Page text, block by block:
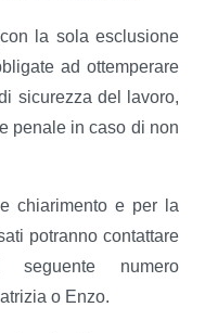
la sola esclusione
ad ottemperare
sicurezza del lavoro,
penale in caso di non
chiarimento e per la
potranno contattare
seguente numero
o Enzo.